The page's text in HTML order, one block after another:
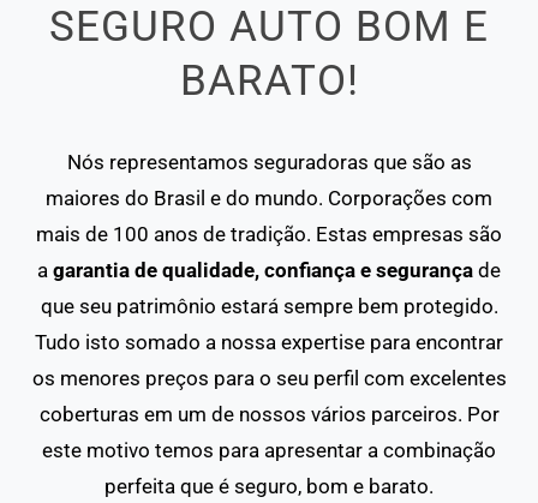
SEGURO AUTO BOM E
BARATO!
Nós representamos seguradoras que são as
maiores do Brasil e do mundo. Corporações com
mais de 100 anos de tradição. Estas empresas são
a garantia de qualidade, confiança e segurança de
que seu patrimônio estará sempre bem protegido.
Tudo isto somado a nossa expertise para encontrar
os menores preços para o seu perfil com excelentes
coberturas em um de nossos vários parceiros. Por
este motivo temos para apresentar a combinação
perfeita que é seguro, bom e barato.